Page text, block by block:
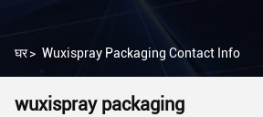
घर> Wuxispray Packaging Contact Info
wuxispray packaging